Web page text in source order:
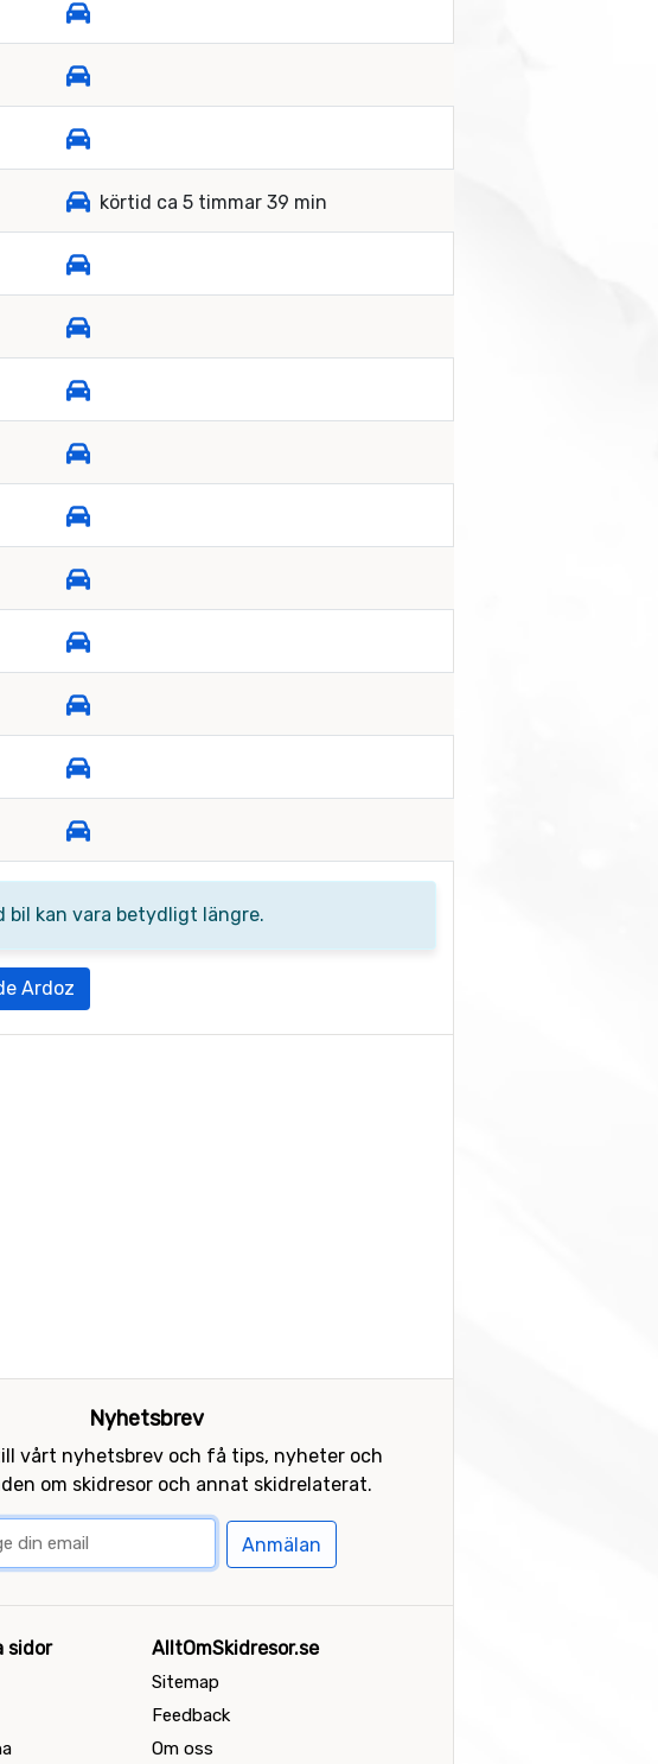
körtid ca 5 timmar 39 min
bil kan vara betydligt längre.
Ardoz
Nyhetsbrev
vårt nyhetsbrev och få tips, nyheter och
om skidresor och annat skidrelaterat.
Anmälan
sidor AlltOmSkidresor.se
Sitemap
Feedback
Om oss